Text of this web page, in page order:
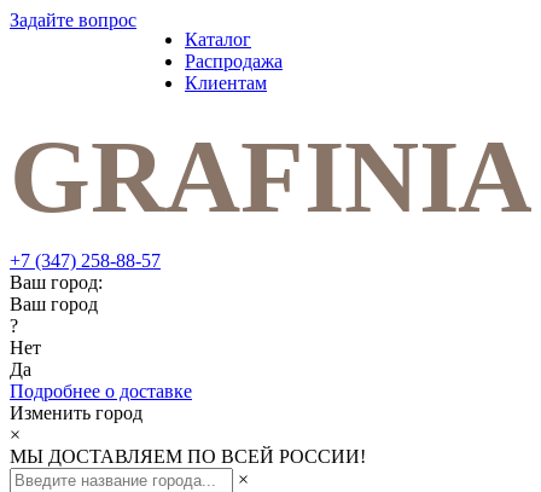
Задайте вопрос
Каталог
Распродажа
Клиентам
+7 (347) 258-88-57
Ваш город:
Ваш город
?
Нет
Да
Подробнее о доставке
Изменить город
×
МЫ ДОСТАВЛЯЕМ ПО ВСЕЙ РОССИИ!
×